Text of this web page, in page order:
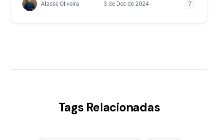
Alasse Oliveira 3 de Dec de 2024 7
Tags Relacionadas